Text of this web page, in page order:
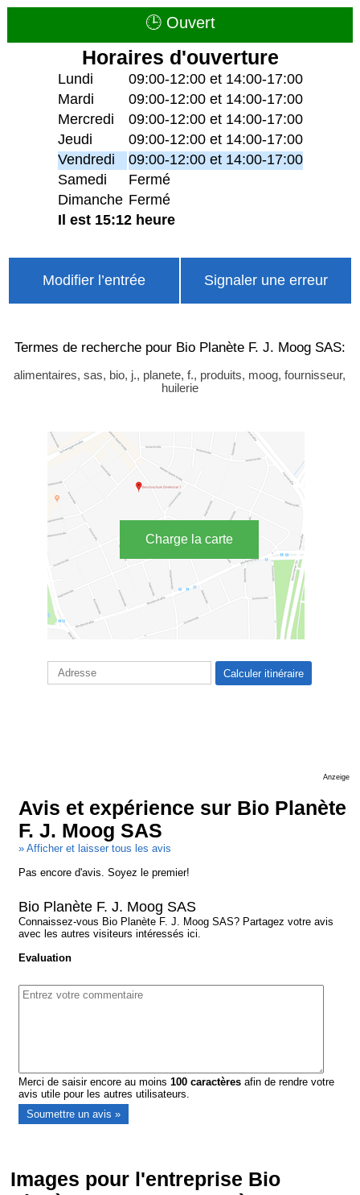
🕒 Ouvert
Horaires d'ouverture
Lundi
09:00-12:00 et 14:00-17:00
Mardi
09:00-12:00 et 14:00-17:00
Mercredi
09:00-12:00 et 14:00-17:00
Jeudi
09:00-12:00 et 14:00-17:00
Vendredi
09:00-12:00 et 14:00-17:00
Samedi
Fermé
Dimanche Fermé
Il est 15:12 heure
Modifier l’entrée Signaler une erreur
Termes de recherche pour Bio Planète F. J. Moog SAS:
alimentaires, sas, bio, j., planete, f., produits, moog, fournisseur,
huilerie
Charge la carte
Anzeige
Avis et expérience sur Bio Planète
F. J. Moog SAS
» Afficher et laisser tous les avis
Pas encore d'avis. Soyez le premier!
Bio Planète F. J. Moog SAS
Connaissez-vous Bio Planète F. J. Moog SAS? Partagez votre avis
avec les autres visiteurs intéressés ici.
Evaluation
Merci de saisir encore au moins100 caractères afin de rendre votre
avis utile pour les autres utilisateurs.
Images pour l'entreprise Bio